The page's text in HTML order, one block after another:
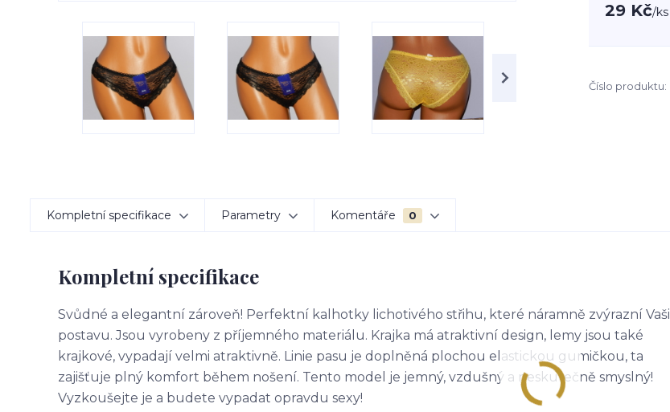
29 Kč/ks
Číslo produktu:
Kompletní specifikace Parametry Komentáře 0
Kompletní specifikace
Svůdné a elegantní zároveň! Perfektní kalhotky lichotivého střihu, které náramně zvýrazní Vaši
postavu. Jsou vyrobeny z příjemného materiálu. Krajka má atraktivní design, lemy jsou také
krajkové, vypadají velmi atraktivně. Linie pasu je doplněná plochou elastickou gumičkou, ta
zajišťuje plný komfort během nošení. Tento model je jemný, vzdušný a neskutečně smyslný!
Vyzkoušejte je a budete vypadat opravdu sexy!